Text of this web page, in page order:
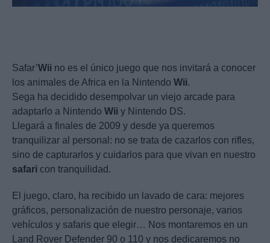
Safar’Wii no es el único juego que nos invitará a conocer
los animales de Africa en la Nintendo Wii.
Sega ha decidido desempolvar un viejo arcade para
adaptarlo a Nintendo Wii y Nintendo DS.
Llegará a finales de 2009 y desde ya queremos
tranquilizar al personal: no se trata de cazarlos con rifles,
sino de capturarlos y cuidarlos para que vivan en nuestro
safari con tranquilidad.
El juego, claro, ha recibido un lavado de cara: mejores
gráficos, personalización de nuestro personaje, varios
vehículos y safaris que elegir… Nos montaremos en un
Land Rover Defender 90 o 110 y nos dedicaremos no